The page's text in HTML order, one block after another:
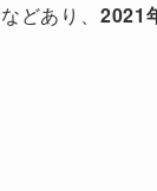
などあり、 2021